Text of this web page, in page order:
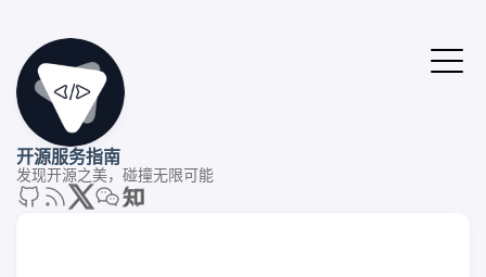
开源服务指南
发现开源之美，碰撞无限可能